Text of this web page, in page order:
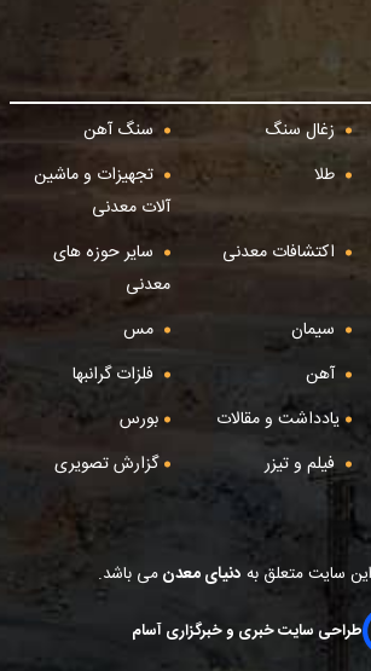
زغال سنگ
سنگ آهن
طلا
تجهیزات و ماشین
آلات معدنی
اکتشافات معدنی
سایر حوزه های
معدنی
سیمان
مس
آهن
فلزات گرانبها
یادداشت و مقالات
بورس
فیلم و تیزر
گزارش تصویری
سایت متعلق به دنیای معدنمی باشد.
طراحی سایت خبری و خبرگزاری آسام